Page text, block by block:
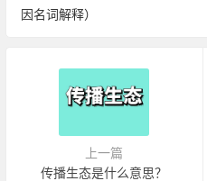
因名词解释）
上一篇
传播生态是什么意思？